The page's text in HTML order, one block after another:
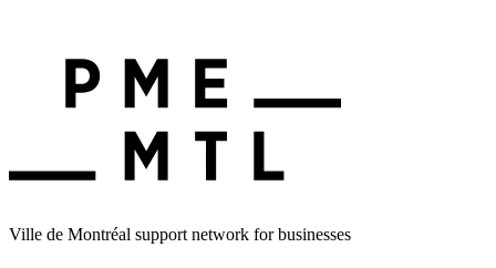
Ville de Montréal support network for businesses